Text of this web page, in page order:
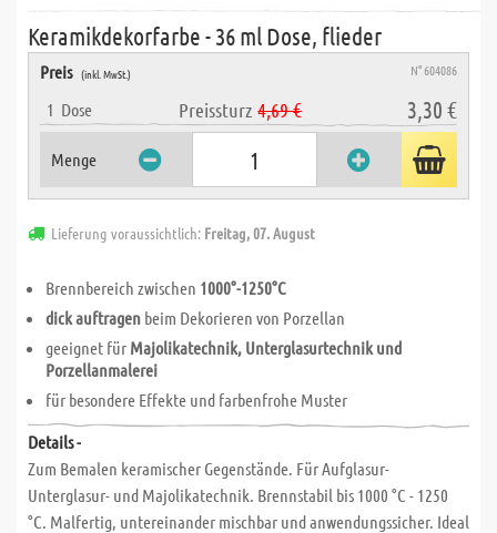
Keramikdekorfarbe - 36 ml Dose, flieder
Preis (inkl. MwSt.) N° 604086
1 Dose Preissturz 4,69 € 3,30 €
Menge
Lieferung voraussichtlich: Freitag, 07. August
Brennbereich zwischen 1000°-1250°C
dick auftragen beim Dekorieren von Porzellan
geeignet für Majolikatechnik, Unterglasurtechnik und
Porzellanmalerei
für besondere Effekte und farbenfrohe Muster
Details -
Zum Bemalen keramischer Gegenstände. Für Aufglasur-
Unterglasur- und Majolikatechnik. Brennstabil bis 1000 °C - 1250
°C. Malfertig, untereinander mischbar und anwendungssicher. Ideal